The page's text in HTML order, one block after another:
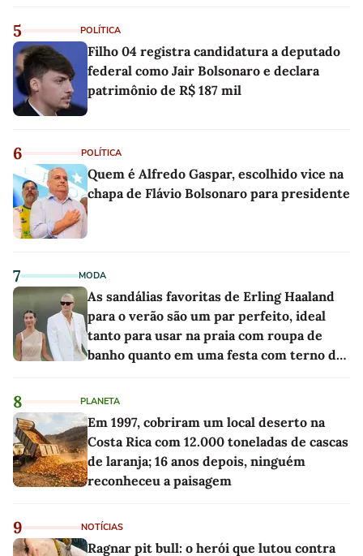
5 POLÍTICA
Filho 04 registra candidatura a deputado
federal como Jair Bolsonaro e declara
patrimônio de R$ 187 mil
6 POLÍTICA
Quem é Alfredo Gaspar, escolhido vice na
chapa de Flávio Bolsonaro para presidente
7 MODA
As sandálias favoritas de Erling Haaland
para o verão são um par perfeito, ideal
tanto para usar na praia com roupa de
banho quanto em uma festa com terno de
8 PLANETA
Em 1997, cobriram um local deserto na
Costa Rica com 12.000 toneladas de cascas
de laranja; 16 anos depois, ninguém
reconheceu a paisagem
9 NOTÍCIAS
Ragnar pit bull: o herói que lutou contra